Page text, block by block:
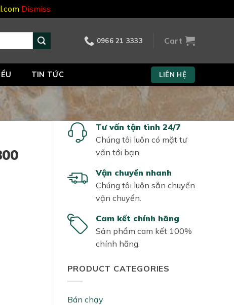
Dismiss
0966 21 3333 Cart
TIN TỨC LIÊN HỆ
Tư vấn tận tình 24/7
Chúng tôi luôn có mặt tư
vấn tới bạn.
Vận chuyển nhanh
Chúng tôi luôn sẵn chuyến
vận chuyển.
Cam kết chính hãng
Sản phẩm cam kết 100%
chính hãng.
PRODUCT CATEGORIES
Bán chạy